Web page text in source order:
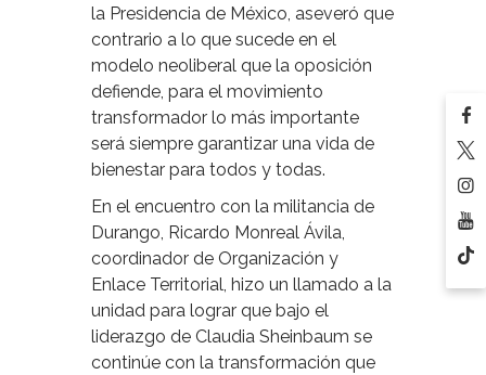
la Presidencia de México, aseveró que
contrario a lo que sucede en el
modelo neoliberal que la oposición
defiende, para el movimiento
transformador lo más importante
será siempre garantizar una vida de
bienestar para todos y todas.
En el encuentro con la militancia de
Durango, Ricardo Monreal Ávila,
coordinador de Organización y
Enlace Territorial, hizo un llamado a la
unidad para lograr que bajo el
liderazgo de Claudia Sheinbaum se
continúe con la transformación que